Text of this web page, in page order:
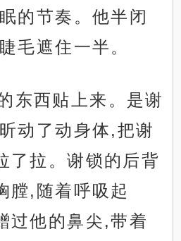
的节奏。他半闭
毛遮住一半。
东西贴上来。是谢
动了动身体,把谢
了拉。谢锁的后背
膛,随着呼吸起
过他的鼻尖,带着